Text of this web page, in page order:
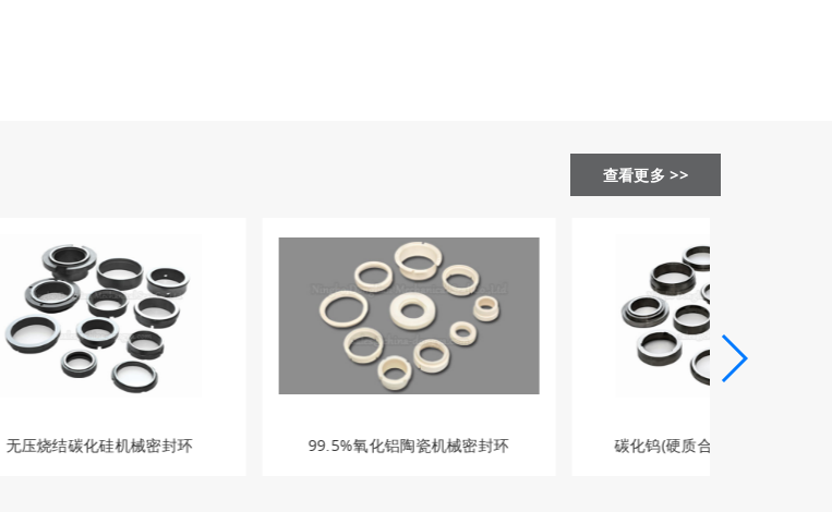
查看更多 >>
无压烧结碳化硅机械密封环 99.5%氧化铝陶瓷机械密封环 碳化钨(硬质合金）机械密封环